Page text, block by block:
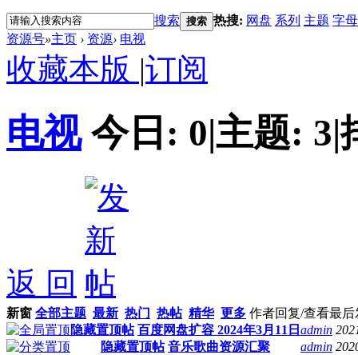
搜索 搜索 热搜: 网盘 系列 主题 字
资源号»主页 › 资源› 电视
收藏本版 |订阅
电视 今日: 0|主题: 3|
返 回
新窗 全部主题 最新 热门 热帖 精华 更多 作者回复/查看最后
隐藏置顶帖 百度网盘扩容 2024年3月11日 admin
隐藏置顶帖 音乐歌曲资源汇聚 admin